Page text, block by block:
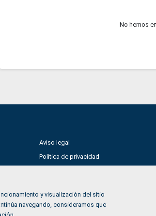
No hemos
Aviso legal
Política de privacidad
Contacto
y visualización del sitio
navegando, consideramos que